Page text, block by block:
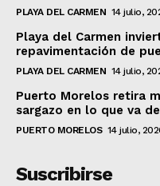
PLAYA DEL CARMEN 14 julio,
Playa del Carmen
repavimentación de
PLAYA DEL CARMEN 14 julio,
Puerto Morelos retira
sargazo en lo que va
PUERTO MORELOS 14 julio,
Suscribirse